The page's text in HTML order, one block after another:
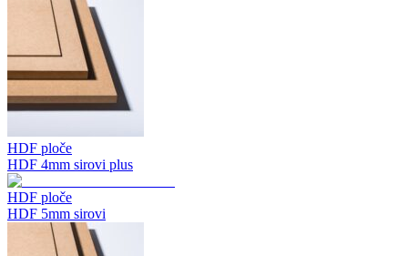
HDF ploče
HDF 4mm sirovi plus
HDF ploče
HDF 5mm sirovi